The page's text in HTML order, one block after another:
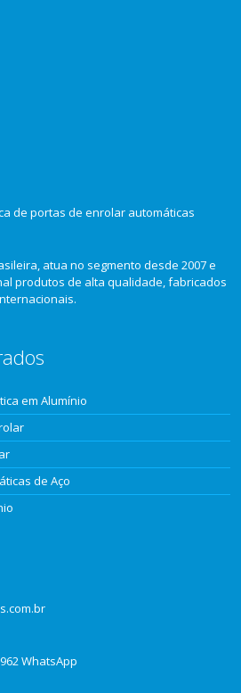
de portas de enrolar automáticas
atua no segmento desde 2007 e
produtos de alta qualidade, fabricados
em Alumínio
de Aço
WhatsApp